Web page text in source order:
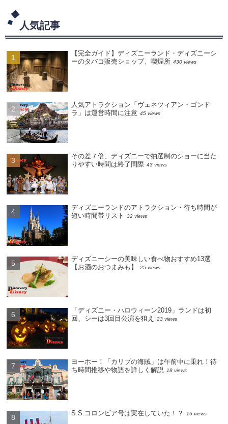
人気記事
【完全ガイド】ディズニーランド・ディズニーシ
ーのタバコ販売ショップ、喫煙所 430 views
人気アトラクション「ヴェネツィアン・ゴンド
ラ」は運営時間に注意 45 views
その差７倍、ディズニーで抽選制のショーに当た
りやすい時間は終了間際 43 views
ディズニーランドのアトラクション・待ち時間が
短い時間帯リスト
32 views
ディズニーシーの美味しい食べ物おすすめ13選
【お酒のおつまみも】
25 views
「ディズニー・ハロウィーン2019」ランドは初
回、シーは3回目公演を狙え
23 views
ヨーホー！「カリブの海賊」は午前中に乗れ！待
ち時間推移や物語を詳しく解説
18 views
S.S.コロンビア号は実在していた！？ 16 views